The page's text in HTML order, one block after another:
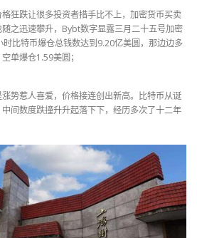
狂跌让很多投资者措手比不上，加密货币买卖
之迅速攀升，Bybt数字显露三月二十五号加密
时比特币爆仓总钱数达到9.20亿美圆，那边边多
单爆仓1.59美圆；
势惹人喜爱，价格接连创出新高。比特币从诞
间数度跌撞升升起落下下，经历多次了十二年